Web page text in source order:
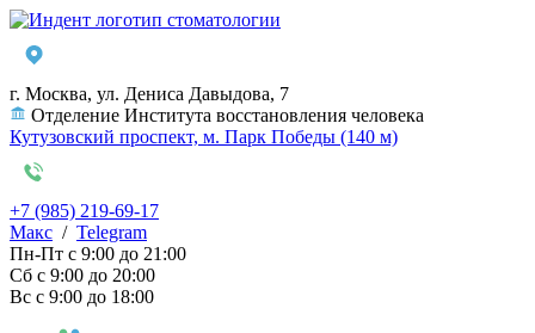
г. Москва, ул. Дениса Давыдова, 7
Отделение Института восстановления человека
Кутузовский проспект, м. Парк Победы (140 м)
+7 (985) 219-69-17
Макс / Telegram
Пн-Пт с 9:00 до 21:00
Сб с 9:00 до 20:00
Вс с 9:00 до 18:00